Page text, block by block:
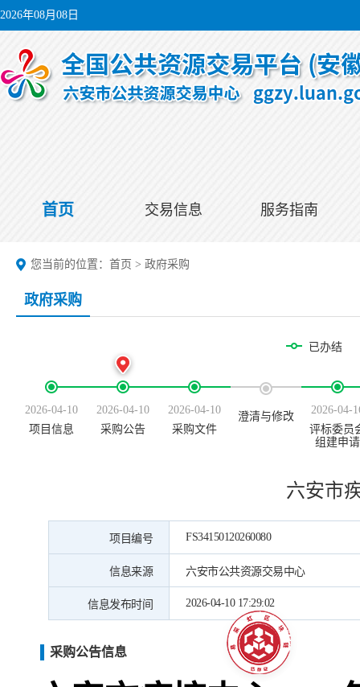
2026年08月08日
首页 交易信息 服务指南
您当前的位置： 首页 > 政府采购
政府采购
已办结
2026-04-10
项目信息
2026-04-10
采购公告
2026-04-10
采购文件
澄清与修改
2026-04-
评标委员
组建申请
六安市
项目编号 FS34150120260080
信息来源 六安市公共资源交易中心
信息发布时间 2026-04-10 17:29:02
采购公告信息